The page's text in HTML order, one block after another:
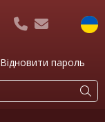
Відновити пароль